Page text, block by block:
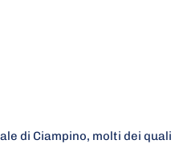
di Ciampino, molti dei quali